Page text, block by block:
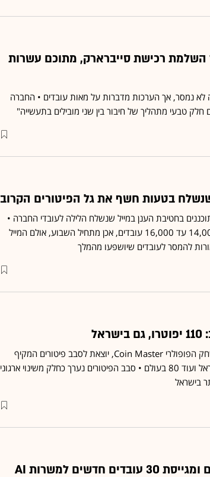
השלמת רכישת סייברארק, מתוכם עשרות
נמסר, אך הערכות מדברות על מאות עובדים • החברה
חלק טבעי מתהליך של חיבור בין שני מובילים בתעשייה"
שנשלח בטעות חשף את גל הפיטורים הקרוב
בחטיבת הענן במייל שנשלח הלילה לעובדי החברה •
גל הפיטורים הנוכחי, שצפוי לכלול כ-14,000 עד 16,000 עובדים, אכן מתחיל השבוע, אולם המייל
להמסר לעובדים שיושפעו מהמלך
חברת המשחקים, שצמחה בזכות המשחק הפופולרי Coin Master, יוצאת לסבב פיטורים המקיף
110 איש ברחבי העולם, מהם 30 בישראל ועוד 80 בעולם • סבב הפיטורים נערך כחלק משינוי ארגוני
בישראל